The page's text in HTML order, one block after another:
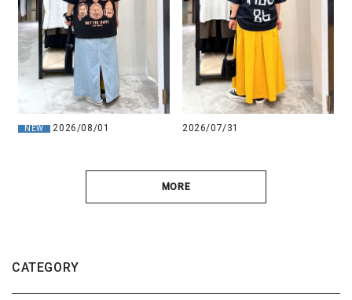
NEW 2026/08/01 2026/07/31
MORE
CATEGORY